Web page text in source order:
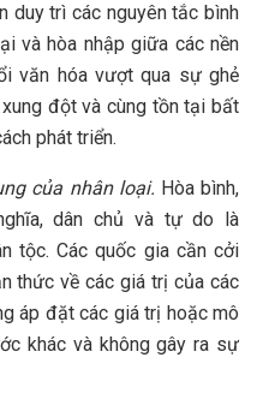
duy trì các nguyên tắc bình
và hòa nhập giữa các nền
văn hóa vượt qua sự ghẻ
đột và cùng tồn tại bất
phát triển.
của nhân loại. Hòa bình,
dân chủ và tự do là
tộc. Các quốc gia cần cởi
thức về các giá trị của các
áp đặt các giá trị hoặc mô
khác và không gây ra sự